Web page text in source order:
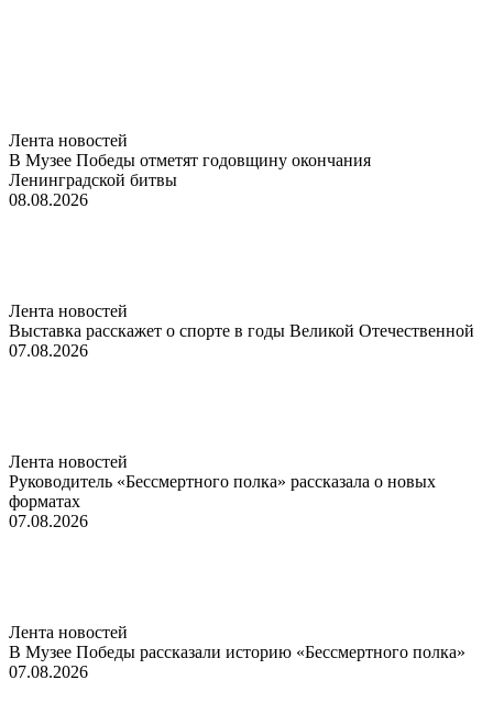
Лента новостей
В Музее Победы отметят годовщину окончания
Ленинградской битвы
08.08.2026
Лента новостей
Выставка расскажет о спорте в годы Великой Отечественной
07.08.2026
Лента новостей
Руководитель «Бессмертного полка» рассказала о новых
форматах
07.08.2026
Лента новостей
В Музее Победы рассказали историю «Бессмертного полка»
07.08.2026